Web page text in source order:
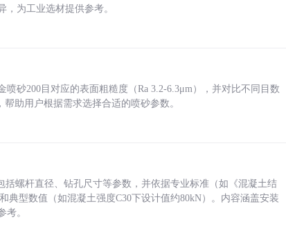
为工业选材提供参考。
砂200目对应的表面粗糙度（Ra 3.2-6.3μm），并对比不同目数
助用户根据需求选择合适的喷砂参数。
螺杆直径、钻孔尺寸等参数，并依据专业标准（如《混凝土结
典型数值（如混凝土强度C30下设计值约80kN）。内容涵盖安装
考。